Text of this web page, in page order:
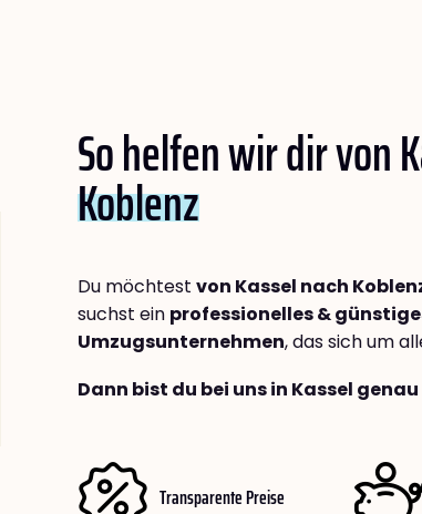
So helfen wir dir von
Koblenz
Du möchtest von Kassel nach
suchst ein professionelles &
Umzugsunternehmen, das sich um
Dann bist du bei uns in Kassel
Transparente Preise